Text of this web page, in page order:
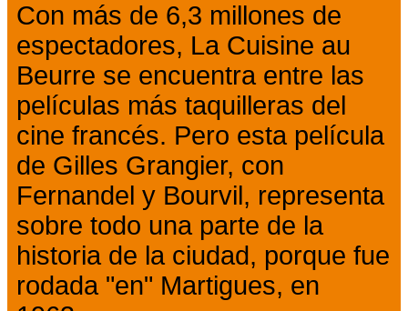
Con más de 6,3 millones de
espectadores, La Cuisine au
Beurre se encuentra entre las
películas más taquilleras del
cine francés. Pero esta película
de Gilles Grangier, con
Fernandel y Bourvil, representa
sobre todo una parte de la
historia de la ciudad, porque fue
rodada "en" Martigues, en